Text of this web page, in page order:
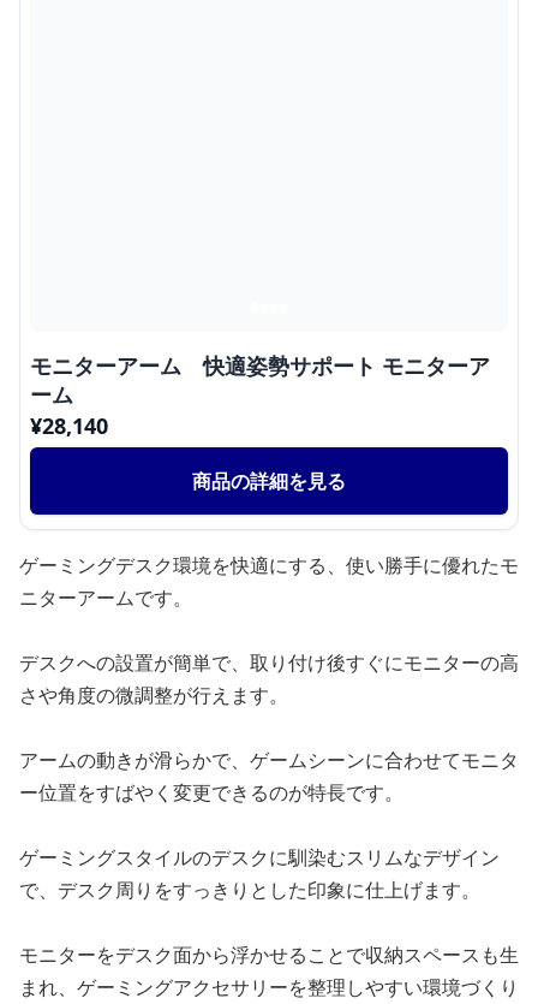
モニターアーム 快適姿勢サポート モニターア
ーム
¥28,140
商品の詳細を見る
ゲーミングデスク環境を快適にする、使い勝手に優れたモ
ニターアームです。
デスクへの設置が簡単で、取り付け後すぐにモニターの高
さや角度の微調整が行えます。
アームの動きが滑らかで、ゲームシーンに合わせてモニタ
ー位置をすばやく変更できるのが特長です。
ゲーミングスタイルのデスクに馴染むスリムなデザイン
で、デスク周りをすっきりとした印象に仕上げます。
モニターをデスク面から浮かせることで収納スペースも生
まれ、ゲーミングアクセサリーを整理しやすい環境づくり